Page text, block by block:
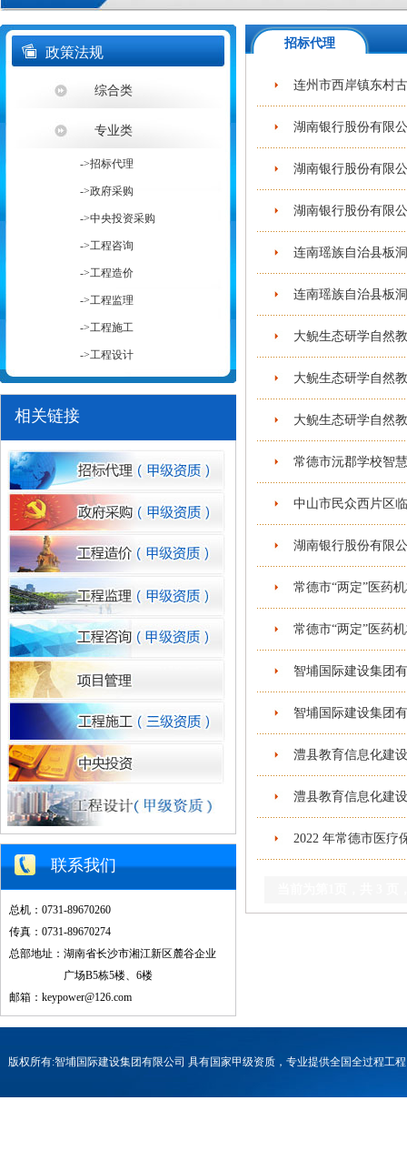
1 2
政策法规
综合类
专业类
->招标代理
->政府采购
->中央投资采购
->工程咨询
->工程造价
->工程监理
->工程施工
->工程设计
相关链接
联系我们
总机：0731-89670260
传真：0731-89670274
总部地址：湖南省长沙市湘江新区麓谷企业
广场B5栋5楼、6楼
邮箱：keypower@126.com
招标代理
连州市西岸镇东村
湖南银行股份有限
湖南银行股份有限
湖南银行股份有限
连南瑶族自治县板
连南瑶族自治县板
大鲵生态研学自然
大鲵生态研学自然
大鲵生态研学自然
常德市沅郡学校智
中山市民众西片区
湖南银行股份有限
常德市“两定”医药
常德市“两定”医药
智埔国际建设集团
智埔国际建设集团
澧县教育信息化建
澧县教育信息化建
2022 年常德市医疗
版权所有:智埔国际建设集团有限公司 具有国家甲级资质，专业提供全国全过程